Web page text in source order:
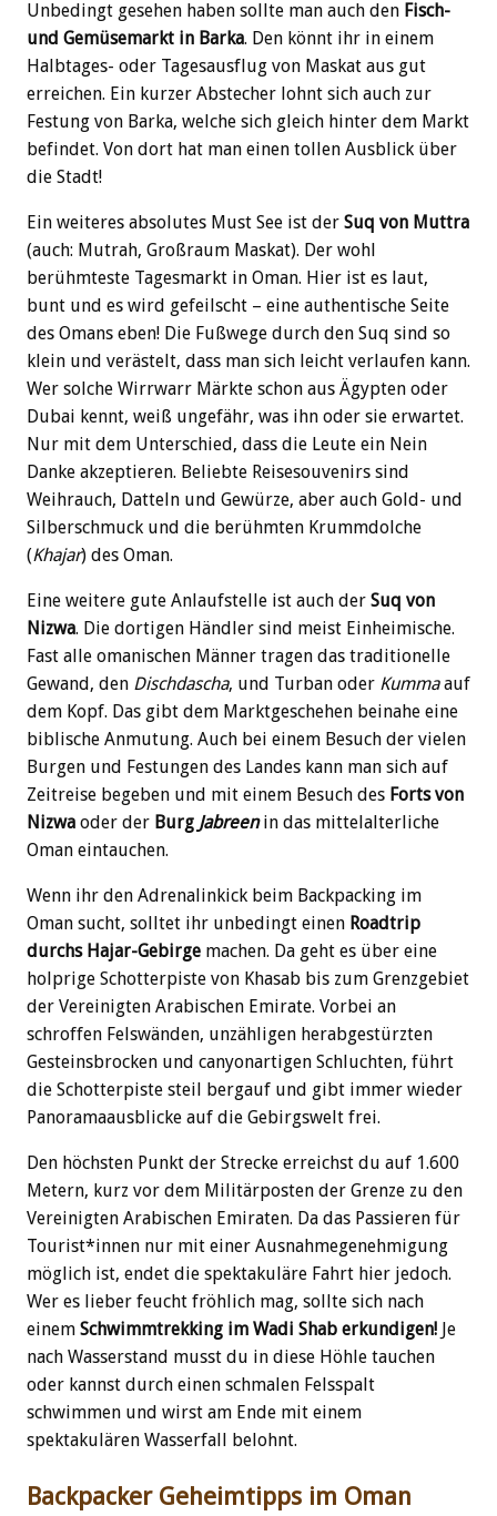
Unbedingt gesehen haben sollte man auch den Fisch-
und Gemüsemarkt in Barka. Den könnt ihr in einem
Halbtages- oder Tagesausflug von Maskat aus gut
erreichen. Ein kurzer Abstecher lohnt sich auch zur
Festung von Barka, welche sich gleich hinter dem Markt
befindet. Von dort hat man einen tollen Ausblick über
die Stadt!
Ein weiteres absolutes Must See ist der Suq von Muttra
(auch: Mutrah, Großraum Maskat). Der wohl
berühmteste Tagesmarkt in Oman. Hier ist es laut,
bunt und es wird gefeilscht – eine authentische Seite
des Omans eben! Die Fußwege durch den Suq sind so
klein und verästelt, dass man sich leicht verlaufen kann.
Wer solche Wirrwarr Märkte schon aus Ägypten oder
Dubai kennt, weiß ungefähr, was ihn oder sie erwartet.
Nur mit dem Unterschied, dass die Leute ein Nein
Danke akzeptieren. Beliebte Reisesouvenirs sind
Weihrauch, Datteln und Gewürze, aber auch Gold- und
Silberschmuck und die berühmten Krummdolche
(Khajar) des Oman.
Eine weitere gute Anlaufstelle ist auch der Suq von
Nizwa. Die dortigen Händler sind meist Einheimische.
Fast alle omanischen Männer tragen das traditionelle
Gewand, den Dischdascha, und Turban oder Kummaauf
dem Kopf. Das gibt dem Marktgeschehen beinahe eine
biblische Anmutung. Auch bei einem Besuch der vielen
Burgen und Festungen des Landes kann man sich auf
Zeitreise begeben und mit einem Besuch des Forts von
Nizwa oder der Burg Jabreenin das mittelalterliche
Oman eintauchen.
Wenn ihr den Adrenalinkick beim Backpacking im
Oman sucht, solltet ihr unbedingt einen Roadtrip
durchs Hajar-Gebirge machen. Da geht es über eine
holprige Schotterpiste von Khasab bis zum Grenzgebiet
der Vereinigten Arabischen Emirate. Vorbei an
schroffen Felswänden, unzähligen herabgestürzten
Gesteinsbrocken und canyonartigen Schluchten, führt
die Schotterpiste steil bergauf und gibt immer wieder
Panoramaausblicke auf die Gebirgswelt frei.
Den höchsten Punkt der Strecke erreichst du auf 1.600
Metern, kurz vor dem Militärposten der Grenze zu den
Vereinigten Arabischen Emiraten. Da das Passieren für
Tourist*innen nur mit einer Ausnahmegenehmigung
möglich ist, endet die spektakuläre Fahrt hier jedoch.
Wer es lieber feucht fröhlich mag, sollte sich nach
einem Schwimmtrekking im Wadi Shab erkundigen! Je
nach Wasserstand musst du in diese Höhle tauchen
oder kannst durch einen schmalen Felsspalt
schwimmen und wirst am Ende mit einem
spektakulären Wasserfall belohnt.
Backpacker Geheimtipps im Oman